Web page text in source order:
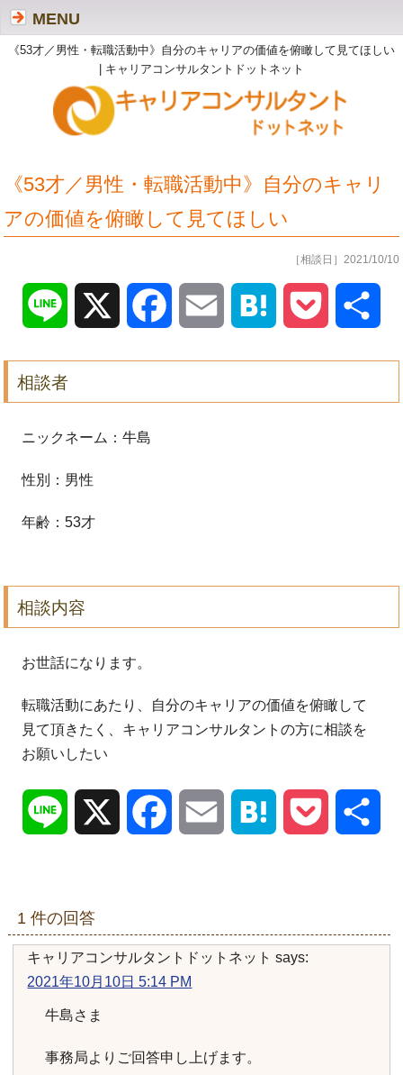
《53才／男性・転職活動中》自分のキャリアの価値を俯瞰して見てほしい
| キャリアコンサルタントドットネット
MENU
《53才／男性・転職活動中》自分のキャリ
アの価値を俯瞰して見てほしい
［相談日］2021/10/10
Line Facebook Email Hatena Pocket
相談者
ニックネーム：牛島
性別：男性
年齢：53才
相談内容
お世話になります。
転職活動にあたり、自分のキャリアの価値を俯瞰して
見て頂きたく
、キャリアコンサルタントの方に相談を
お願いしたい
Line Facebook Email Hatena Pocket
1 件の回答
キャリアコンサルタントドットネット says:
2021年10月10日 5:14 PM
牛島さま
事務局よりご回答申し上げます。